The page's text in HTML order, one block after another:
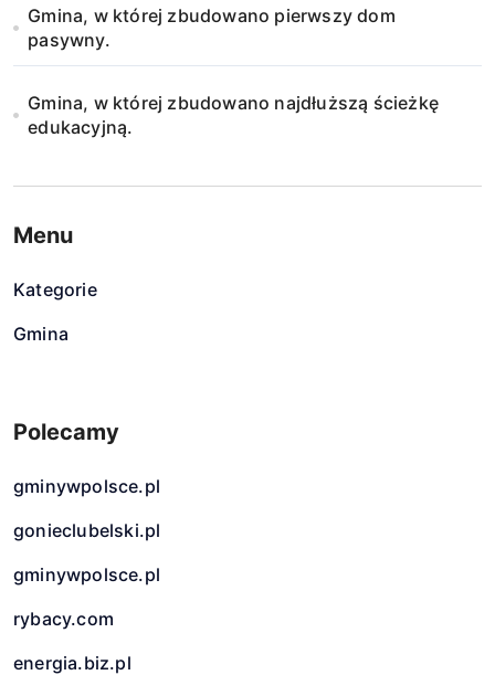
Gmina, w której zbudowano pierwszy dom
pasywny.
Gmina, w której zbudowano najdłuższą ścieżkę
edukacyjną.
Menu
Kategorie
Gmina
Polecamy
gminywpolsce.pl
gonieclubelski.pl
gminywpolsce.pl
rybacy.com
energia.biz.pl